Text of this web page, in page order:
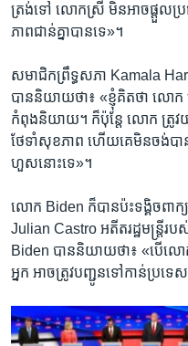
ត្រង់ទៅ ​លោកស្រី ​មិន​អាច​ផ្តួល​ប្រ
ភាព​ជាន់​គ្នាបាន​ទេ»។
សមាជិក​ព្រឹទ្ធសភា ​Kamala
បាន​និយាយថា៖ «ខ្ញុំ​គិតថា ​លោក​
កំពុង​និយាយ។ ក៏​ប៉ុន្តែ លោក ​ត្រូវ​យ
ថែទាំ​សុខ​ភាព ​ហើយ​គេ​មិន​ចង់​បា
ហួស​នោះ​ទេ»។
លោក ​Biden​ ក៏​បាន​ប៉ះ​ទង្គិច​ពា
Julian Castro ​អតីតរដ្ឋ​មន្រ្តី​
Biden​ បាននិយាយ​ថា៖ «បើ​លោ
អ្នក ​អាច​ត្រូវបញ្ជូន​ទៅ​កាន់​ប្រទេ